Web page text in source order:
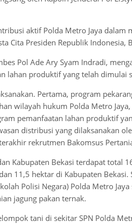
aktif Polda Metro Jaya dalam
Cita Presiden Republik Indonesia,
Pol Ade Ary Syam Indradi,
lahan produktif yang telah dimulai
Pertama, program
wilayah hukum Polda Metro
pemanfaatan lahan produktif
distribusi yang dilaksanakan
rekrutmen Bakomsus
Kabupaten Bekasi terdapat total
11,5 hektar di Kabupaten Bekasi.
Polisi Negara) Polda Metro
jagung pakan ternak.
tani di sekitar SPN Polda